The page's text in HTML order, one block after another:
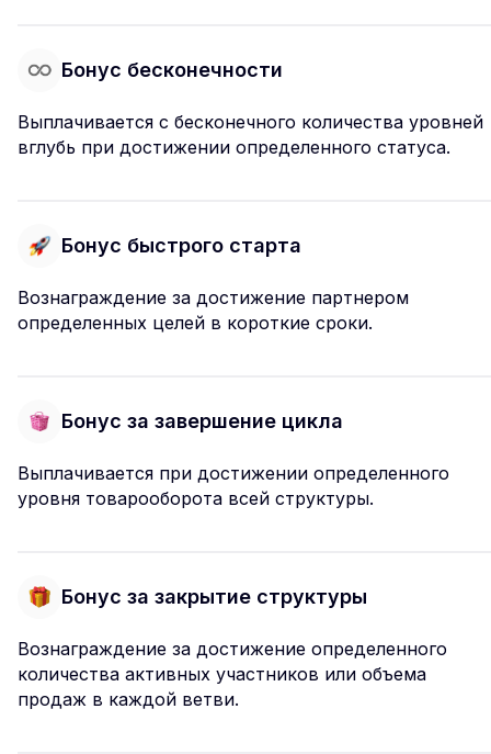
Бонус бесконечности
Выплачивается с бесконечного количества уровней
вглубь при достижении определенного статуса.
Бонус быстрого старта
Вознаграждение за достижение партнером
определенных целей в короткие сроки.
Бонус за завершение цикла
Выплачивается при достижении определенного
уровня товарооборота всей структуры.
Бонус за закрытие структуры
Вознаграждение за достижение определенного
количества активных участников или объема
продаж в каждой ветви.